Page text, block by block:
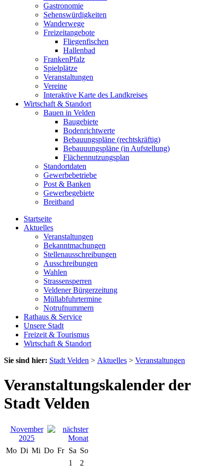
Gastronomie
Sehenswürdigkeiten
Wanderwege
Freizeitangebote
Fliegenfischen
Hallenbad
FrankenPfalz
Spielplätze
Veranstaltungen
Vereine
Interaktive Karte des Landkreises
Wirtschaft & Standort
Bauen in Velden
Baugebiete
Bodenrichtwerte
Bebauungspläne (rechtskräftig)
Bebauuungspläne (in Aufstellung)
Flächennutzungsplan
Standortdaten
Gewerbebetriebe
Post & Banken
Gewerbegebiete
Breitband
Startseite
Aktuelles
Veranstaltungen
Bekanntmachungen
Stellenausschreibungen
Ausschreibungen
Wahlen
Strassensperren
Veldener Bürgerzeitung
Müllabfuhrtermine
Notrufnummern
Rathaus & Service
Unsere Stadt
Freizeit & Tourismus
Wirtschaft & Standort
Sie sind hier: Stadt Velden > Aktuelles > Veranstaltungen
Veranstaltungskalender der
Stadt Velden
November
2025
Mo Di Mi Do Fr Sa So
1
2